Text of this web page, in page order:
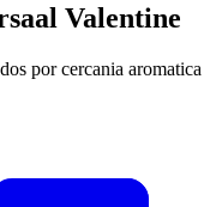
Valentine
por cercania aromatica